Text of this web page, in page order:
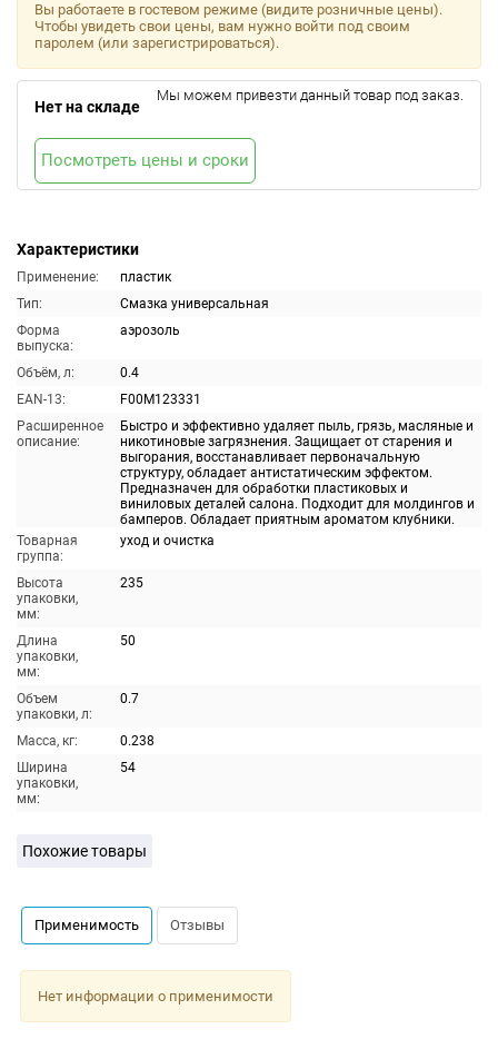
Характеристики
Применение:
пластик
Тип:
Смазка универсальная
Форма
выпуска:
аэрозоль
Объём, л:
0.4
EAN-13:
F00M123331
Расширенное
описание:
Быстро и эффективно удаляет пыль, грязь, масляные и
никотиновые загрязнения. Защищает от старения и
выгорания, восстанавливает первоначальную
структуру, обладает антистатическим эффектом.
Предназначен для обработки пластиковых и
виниловых деталей салона. Подходит для молдингов и
бамперов. Обладает приятным ароматом клубники.
Товарная
группа:
уход и очистка
Высота
упаковки,
мм:
235
Длина
упаковки,
мм:
50
Объем
упаковки, л:
0.7
Масса, кг:
0.238
Ширина
упаковки,
мм:
54
Вы работаете в гостевом режиме (видите розничные цены).
Чтобы увидеть свои цены, вам нужно войти под своим
паролем (или зарегистрироваться).
Нет на складе
Мы можем привезти данный товар под заказ.
Посмотреть цены и сроки
Похожие товары
Применимость Отзывы
Нет информации о применимости